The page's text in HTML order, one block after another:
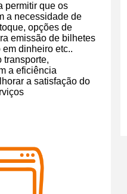
permitir que os
a necessidade de
opções de
emissão de bilhetes
dinheiro etc..
transporte,
a eficiência
a satisfação do